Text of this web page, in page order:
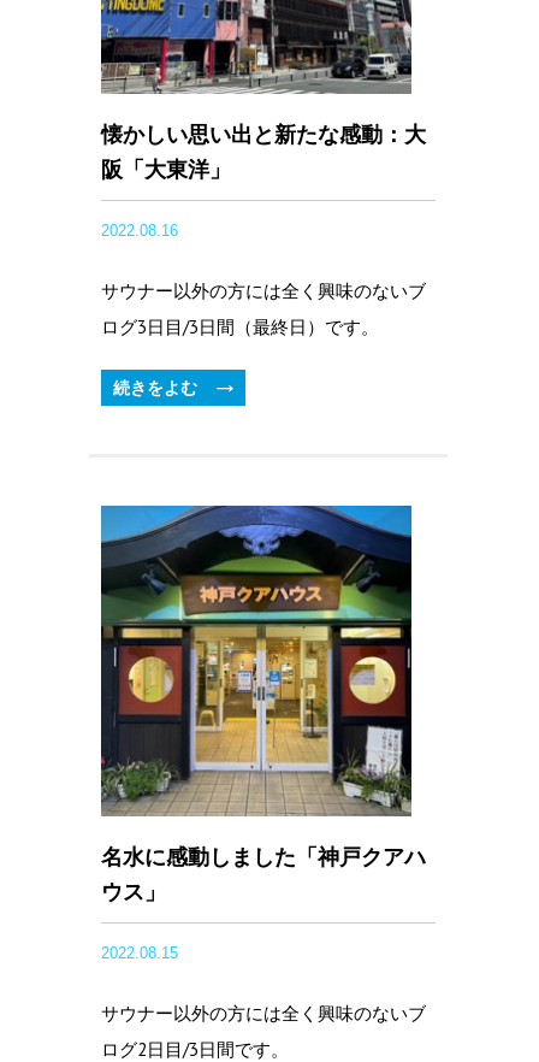
懐かしい思い出と新たな感動：大
阪「大東洋」
2022.08.16
サウナー以外の方には全く興味のないブ
ログ3日目/3日間（最終日）です。
続きをよむ
名水に感動しました「神戸クアハ
ウス」
2022.08.15
サウナー以外の方には全く興味のないブ
ログ2日目/3日間です。